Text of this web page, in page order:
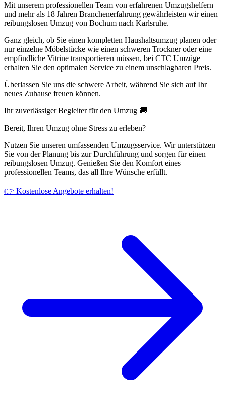
Mit unserem professionellen Team von erfahrenen Umzugshelfern
und mehr als 18 Jahren Branchenerfahrung gewährleisten wir einen
reibungslosen Umzug von Bochum nach Karlsruhe.
Ganz gleich, ob Sie einen kompletten Haushaltsumzug planen oder
nur einzelne Möbelstücke wie einen schweren Trockner oder eine
empfindliche Vitrine transportieren müssen, bei CTC Umzüge
erhalten Sie den optimalen Service zu einem unschlagbaren Preis.
Überlassen Sie uns die schwere Arbeit, während Sie sich auf Ihr
neues Zuhause freuen können.
Ihr zuverlässiger Begleiter für den Umzug 🚚
Bereit, Ihren Umzug ohne Stress zu erleben?
Nutzen Sie unseren umfassenden Umzugsservice. Wir unterstützen
Sie von der Planung bis zur Durchführung und sorgen für einen
reibungslosen Umzug. Genießen Sie den Komfort eines
professionellen Teams, das all Ihre Wünsche erfüllt.
👉 Kostenlose Angebote erhalten!